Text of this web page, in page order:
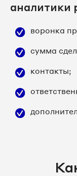
аналитики
воронка
сумма
контакты;